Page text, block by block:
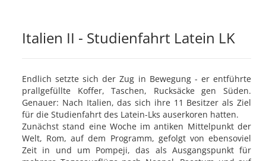
Italien II - Studienfahrt Latein LK
Endlich setzte sich der Zug in Bewegung - er entführte
prallgefüllte Koffer, Taschen, Rucksäcke gen Süden.
Genauer: Nach Italien, das sich ihre 11 Besitzer als Ziel
für die Studienfahrt des Latein-Lks auserkoren hatten.
Zunächst stand eine Woche im antiken Mittelpunkt der
Welt, Rom, auf dem Programm, gefolgt von ebensoviel
Zeit in und um Pompeji, das als Ausgangspunkt für